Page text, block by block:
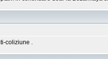
coliziune .